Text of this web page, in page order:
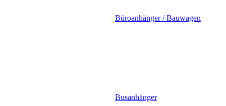
Büroanhänger / Bauwagen
Busanhänger